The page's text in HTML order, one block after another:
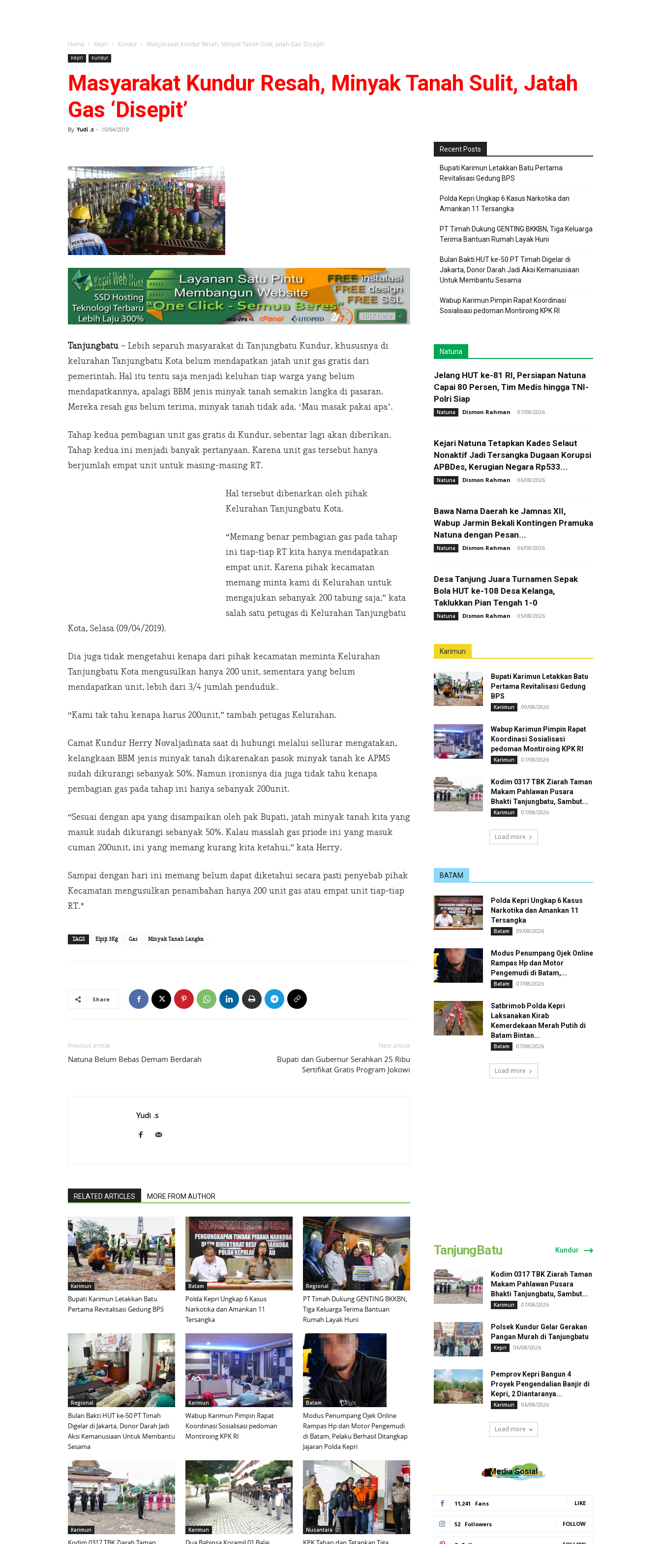
Home Kepri Kundur Masyarakat Kundur Resah, Minyak Tanah Sulit, Jatah Gas ‘Disepit’
Kepri Kundur
Masyarakat Kundur Resah, Minyak Tanah Sulit, Jatah
Gas ‘Disepit’
By Yudi .s - 10/04/2019
Tanjungbatu – Lebih separuh masyarakat di Tanjungbatu Kundur, khususnya di
kelurahan Tanjungbatu Kota belum mendapatkan jatah unit gas gratis dari
pemerintah. Hal itu tentu saja menjadi keluhan tiap warga yang belum
mendapatkannya, apalagi BBM jenis minyak tanah semakin langka di pasaran.
Mereka resah gas belum terima, minyak tanah tidak ada. ‘Mau masak pakai apa’.
Tahap kedua pembagian unit gas gratis di Kundur, sebentar lagi akan diberikan.
Tahap kedua ini menjadi banyak pertanyaan. Karena unit gas tersebut hanya
berjumlah empat unit untuk masing-masing RT.
Hal tersebut dibenarkan oleh pihak
Kelurahan Tanjungbatu Kota.
“Memang benar pembagian gas pada tahap
ini tiap-tiap RT kita hanya mendapatkan
empat unit. Karena pihak kecamatan
memang minta kami di Kelurahan untuk
mengajukan sebanyak 200 tabung saja,” kata
salah satu petugas di Kelurahan Tanjungbatu
Kota, Selasa (09/04/2019).
Dia juga tidak mengetahui kenapa dari pihak kecamatan meminta Kelurahan
Tanjungbatu Kota mengusulkan hanya 200 unit, sementara yang belum
mendapatkan unit, lebih dari 3/4 jumlah penduduk.
“Kami tak tahu kenapa harus 200unit,” tambah petugas Kelurahan.
Camat Kundur Herry Novaljadinata saat di hubungi melalui sellurar mengatakan,
kelangkaan BBM jenis minyak tanah dikarenakan pasok minyak tanah ke APMS
sudah dikurangi sebanyak 50%. Namun ironisnya dia juga tidak tahu kenapa
pembagian gas pada tahap ini hanya sebanyak 200unit.
“Sesuai dengan apa yang disampaikan oleh pak Bupati, jatah minyak tanah kita yang
masuk sudah dikurangi sebanyak 50%. Kalau masalah gas priode ini yang masuk
cuman 200unit, ini yang memang kurang kita ketahui,” kata Herry.
Sampai dengan hari ini memang belum dapat diketahui secara pasti penyebab pihak
Kecamatan mengusulkan penambahan hanya 200 unit gas atau empat unit tiap-tiap
RT.*
TAGS Elpiji 3Kg Gas Minyak Tanah Langka
Share
Previous article
Natuna Belum Bebas Demam Berdarah
Next article
Bupati dan Gubernur Serahkan 25 Ribu
Sertifikat Gratis Program Jokowi
Yudi .s
RELATED ARTICLES MORE FROM AUTHOR
Karimun
Bupati Karimun Letakkan Batu
Pertama Revitalisasi Gedung BPS
Batam
Polda Kepri Ungkap 6 Kasus
Narkotika dan Amankan 11
Tersangka
Regional
PT Timah Dukung GENTING BKKBN,
Tiga Keluarga Terima Bantuan
Rumah Layak Huni
Regional
Bulan Bakti HUT ke-50 PT Timah
Digelar di Jakarta, Donor Darah Jadi
Aksi Kemanusiaan Untuk Membantu
Sesama
Karimun
Wabup Karimun Pimpin Rapat
Koordinasi Sosialisasi pedoman
Montiroing KPK RI
Batam
Modus Penumpang Ojek Online
Rampas Hp dan Motor Pengemudi
di Batam, Pelaku Berhasil Ditangkap
Jajaran Polda Kepri
Karimun Karimun Nusantara
Recent Posts
Bupati Karimun Letakkan Batu Pertama
Revitalisasi Gedung BPS
Polda Kepri Ungkap 6 Kasus Narkotika dan
Amankan 11 Tersangka
PT Timah Dukung GENTING BKKBN, Tiga Keluarga
Terima Bantuan Rumah Layak Huni
Bulan Bakti HUT ke-50 PT Timah Digelar di
Jakarta, Donor Darah Jadi Aksi Kemanusiaan
Untuk Membantu Sesama
Wabup Karimun Pimpin Rapat Koordinasi
Sosialisasi pedoman Montiroing KPK RI
Natuna
Jelang HUT ke-81 RI, Persiapan Natuna
Capai 80 Persen, Tim Medis hingga TNI-
Polri Siap
Natuna Dismon Rahman - 07/08/2026
Kejari Natuna Tetapkan Kades Selaut
Nonaktif Jadi Tersangka Dugaan Korupsi
APBDes, Kerugian Negara Rp533...
Natuna Dismon Rahman - 06/08/2026
Bawa Nama Daerah ke Jamnas XII,
Wabup Jarmin Bekali Kontingen Pramuka
Natuna dengan Pesan...
Natuna Dismon Rahman - 06/08/2026
Desa Tanjung Juara Turnamen Sepak
Bola HUT ke-108 Desa Kelanga,
Taklukkan Pian Tengah 1-0
Natuna Dismon Rahman - 05/08/2026
Karimun
Bupati Karimun Letakkan Batu
Pertama Revitalisasi Gedung
BPS
Karimun 09/08/2026
Wabup Karimun Pimpin Rapat
Koordinasi Sosialisasi
pedoman Montiroing KPK RI
Karimun 07/08/2026
Kodim 0317 TBK Ziarah Taman
Makam Pahlawan Pusara
Bhakti Tanjungbatu, Sambut...
Karimun 07/08/2026
Load more
BATAM
Polda Kepri Ungkap 6 Kasus
Narkotika dan Amankan 11
Tersangka
Batam 09/08/2026
Modus Penumpang Ojek Online
Rampas Hp dan Motor
Pengemudi di Batam,...
Batam 07/08/2026
Satbrimob Polda Kepri
Laksanakan Kirab
Kemerdekaan Merah Putih di
Batam Bintan...
Batam 07/08/2026
Load more
TanjungBatu Kundur
Kodim 0317 TBK Ziarah Taman
Makam Pahlawan Pusara
Bhakti Tanjungbatu, Sambut...
Karimun 07/08/2026
Polsek Kundur Gelar Gerakan
Pangan Murah di Tanjungbatu
Kepri 06/08/2026
Pemprov Kepri Bangun 4
Proyek Pengendalian Banjir di
Kepri, 2 Diantaranya...
Karimun 06/08/2026
Load more
Media Sosial
11,241 Fans LIKE
52 Followers FOLLOW